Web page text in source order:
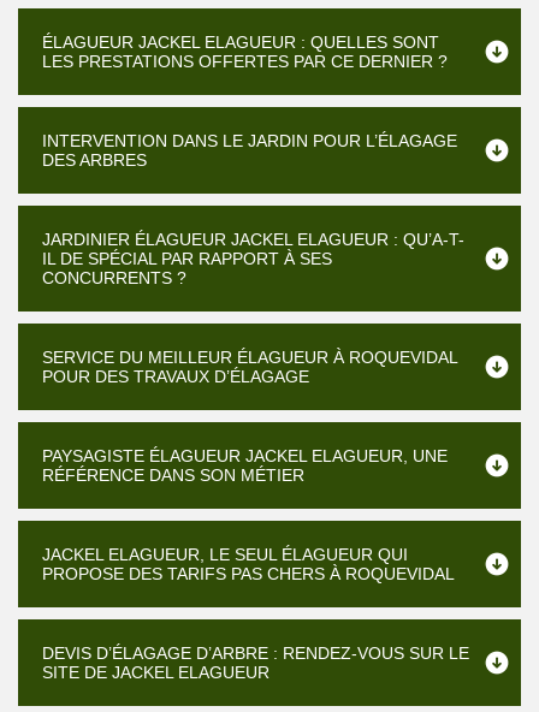
ÉLAGUEUR JACKEL ELAGUEUR : QUELLES SONT
LES PRESTATIONS OFFERTES PAR CE DERNIER ?
INTERVENTION DANS LE JARDIN POUR L’ÉLAGAGE
DES ARBRES
JARDINIER ÉLAGUEUR JACKEL ELAGUEUR : QU’A-T-
IL DE SPÉCIAL PAR RAPPORT À SES
CONCURRENTS ?
SERVICE DU MEILLEUR ÉLAGUEUR À ROQUEVIDAL
POUR DES TRAVAUX D’ÉLAGAGE
PAYSAGISTE ÉLAGUEUR JACKEL ELAGUEUR, UNE
RÉFÉRENCE DANS SON MÉTIER
JACKEL ELAGUEUR, LE SEUL ÉLAGUEUR QUI
PROPOSE DES TARIFS PAS CHERS À ROQUEVIDAL
DEVIS D’ÉLAGAGE D’ARBRE : RENDEZ-VOUS SUR LE
SITE DE JACKEL ELAGUEUR